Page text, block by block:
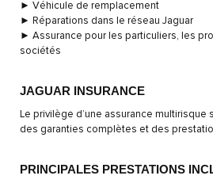
► Véhicule de remplacement
► Réparations dans le réseau Jaguar
► Assurance pour les particuliers, les
sociétés
JAGUAR INSURANCE
Le privilège d’une assurance multirisque
des garanties complètes et des
PRINCIPALES PRESTATIONS